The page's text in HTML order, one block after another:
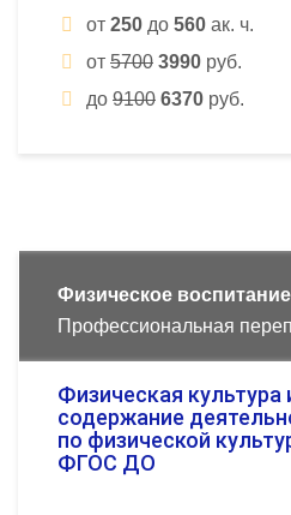
от 250 до 560 ак. ч.
от 5700 3990 руб.
до 9100 6370 руб.
Физическое воспитание
Профессиональная
Физическая культура
содержание
по физической
ФГОС ДО